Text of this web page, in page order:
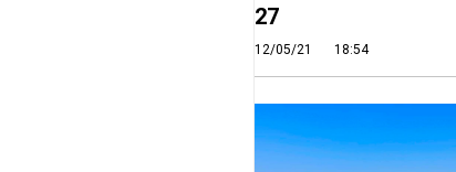
27
12/05/21 18:54